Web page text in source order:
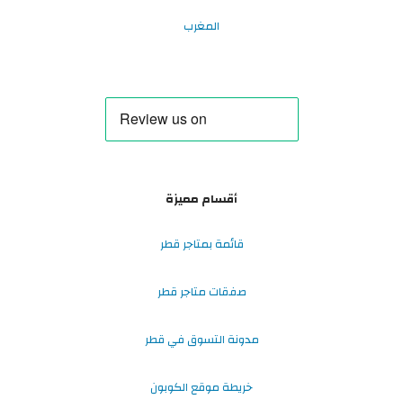
المغرب
أقسام مميزة
قائمة بمتاجر قطر
صفقات متاجر قطر
مدونة التسوق في قطر
خريطة موقع الكوبون